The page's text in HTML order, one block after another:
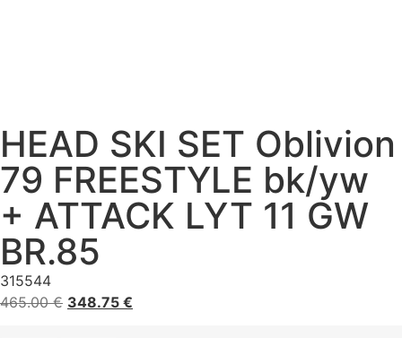
HEAD SKI SET Oblivion
79 FREESTYLE bk/yw
+ ATTACK LYT 11 GW
BR.85
315544
465.00€ 348.75 €